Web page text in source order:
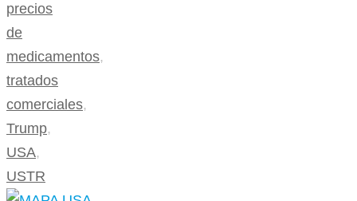
precios
de
medicamentos,
tratados
comerciales,
Trump,
USA,
USTR